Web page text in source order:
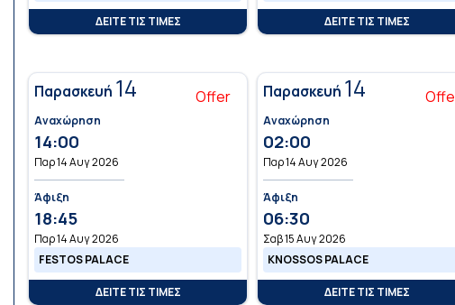
ΔΕΙΤΕ ΤΙΣ ΤΙΜΕΣ ΔΕΙΤΕ ΤΙΣ ΤΙΜΕΣ
Offer
Παρασκευή 14
Αναχώρηση
14:00
Παρ 14 Αυγ 2026
Άφιξη
18:45
Παρ 14 Αυγ 2026
FESTOS PALACE
ΔΕΙΤΕ ΤΙΣ ΤΙΜΕΣ
Παρασκευή 14
Αναχώρηση
02:00
Παρ 14 Αυγ 2026
Άφιξη
06:30
Σαβ 15 Αυγ 2026
KNOSSOS PALACE
ΔΕΙΤΕ ΤΙΣ ΤΙΜΕΣ